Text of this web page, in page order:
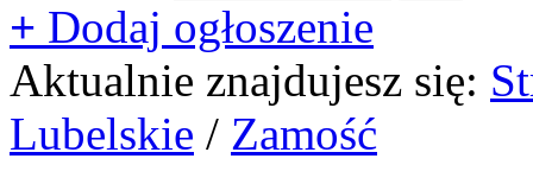
+ Dodaj ogłoszenie
Aktualnie znajdujesz się:
Lubelskie / Zamość